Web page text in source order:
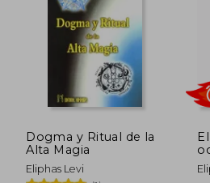
Rápido
Dogma y Ritual de la
Alta Magia
Eliphas Levi